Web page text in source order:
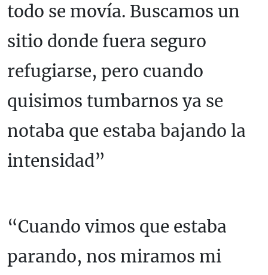
todo se movía. Buscamos un
sitio donde fuera seguro
refugiarse, pero cuando
quisimos tumbarnos ya se
notaba que estaba bajando la
intensidad”
“Cuando vimos que estaba
parando, nos miramos mi